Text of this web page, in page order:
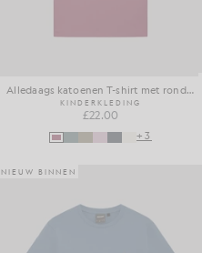
Alledaags katoenen T-shirt met ronde hals
KINDERKLEDING
£22.00
+3
NIEUW BINNEN